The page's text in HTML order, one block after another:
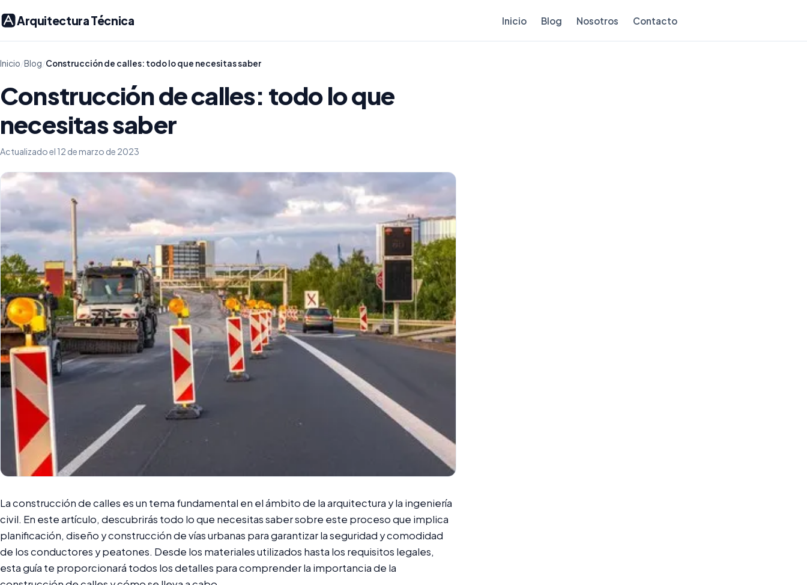
Arquitectura Técnica Inicio Blog Nosotros Contacto
Inicio/Blog/Construcción de calles: todo lo que necesitas saber
Construcción de calles: todo lo que
necesitas saber
Actualizado el 12 de marzo de 2023
La construcción de calles es un tema fundamental en el ámbito de la arquitectura y la ingeniería
civil. En este artículo, descubrirás todo lo que necesitas saber sobre este proceso que implica
planificación, diseño y construcción de vías urbanas para garantizar la seguridad y comodidad
de los conductores y peatones. Desde los materiales utilizados hasta los requisitos legales,
esta guía te proporcionará todos los detalles para comprender la importancia de la